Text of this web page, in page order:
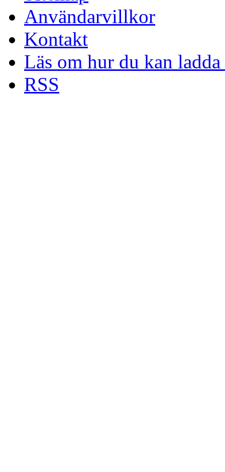
Användarvillkor
Kontakt
Läs om hur du kan
RSS